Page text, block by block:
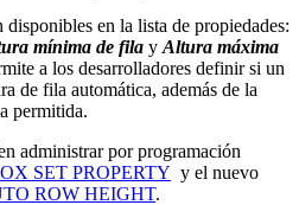
disponibles en la lista de propiedades:
mínima de fila y Altura máxima
a los desarrolladores definir si un
de fila automática, además de la
permitida.
administrar por programación
SET PROPERTY y el nuevo
ROW HEIGHT.